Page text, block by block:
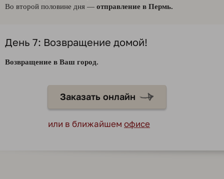
Во второй половине дня — отправление в Пермь.
День 7: Возвращение домой!
Возвращение в Ваш город.
Заказать онлайн
или в ближайшем офисе